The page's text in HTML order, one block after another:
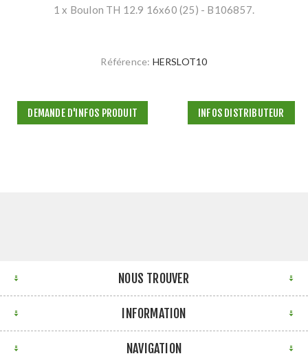
1 x Boulon TH 12.9 16x60 (25) - B106857.
Référence: HERSLOT10
DEMANDE D'INFOS PRODUIT INFOS DISTRIBUTEUR
NOUS TROUVER
INFORMATION
NAVIGATION